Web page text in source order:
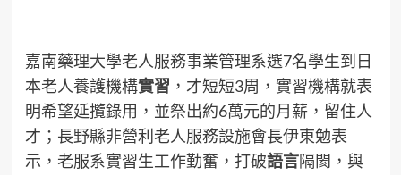
嘉南藥理大學老人服務事業管理系選7名學生到日
本老人養護機構實習 ，才短短3周，實習機構就表
明希望延攬錄用，並祭出約6萬元的月薪，留住人
才；長野縣非營利老人服務設施會長伊東勉表
示，老服系實習生工作勤奮，打破語言隔閡，與